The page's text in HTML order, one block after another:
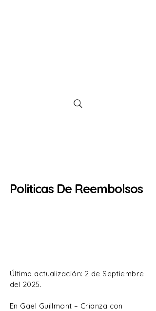
Politicas De Reembolsos
Última actualización: 2 de Septiembre
del 2025.
En Gael Guillmont – Crianza con